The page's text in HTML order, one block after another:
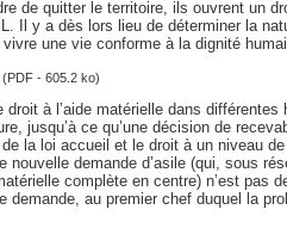
de quitter le territoire, ils ouvrent un
Il y a dès lors lieu de déterminer la
une vie conforme à la dignité
(PDF - 605.2 ko)
à l’aide matérielle dans différentes
jusqu’à ce qu’une décision de
la loi accueil et le droit à un niveau
nouvelle demande d’asile (qui, sous
complète en centre) n’est pas
demande, au premier chef duquel la